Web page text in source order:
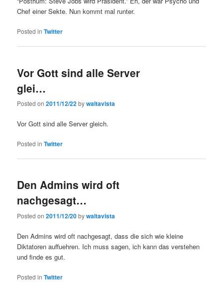
Chef einer Sekte. Nun kommt mal runter.
Posted in Twitter
Vor Gott sind alle Server
glei…
Posted on2011/12/22bywaltavista
Vor Gott sind alle Server gleich.
Posted in Twitter
Den Admins wird oft
nachgesagt…
Posted on2011/12/20bywaltavista
Den Admins wird oft nachgesagt, dass die sich wie kleine
Diktatoren auffuehren. Ich muss sagen, ich kann das verstehen
und finde es gut.
Posted in Twitter